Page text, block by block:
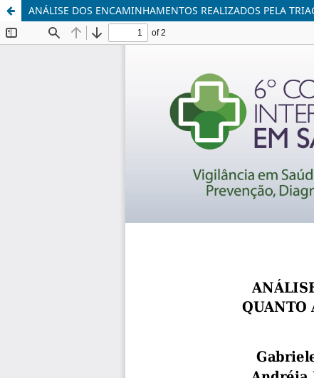
ANÁLISE DOS ENCAMINHAMENTOS REALIZADOS PELA